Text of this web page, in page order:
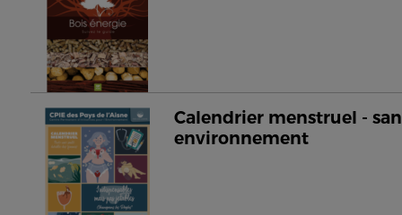
Calendrier menstruel -
environnement